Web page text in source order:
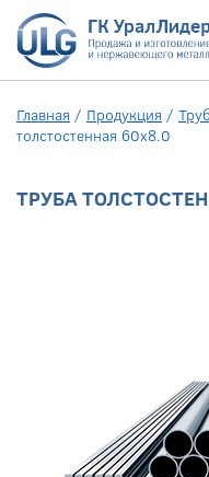
Главная / Продукция /
толстостенная 60х8.0
ТРУБА